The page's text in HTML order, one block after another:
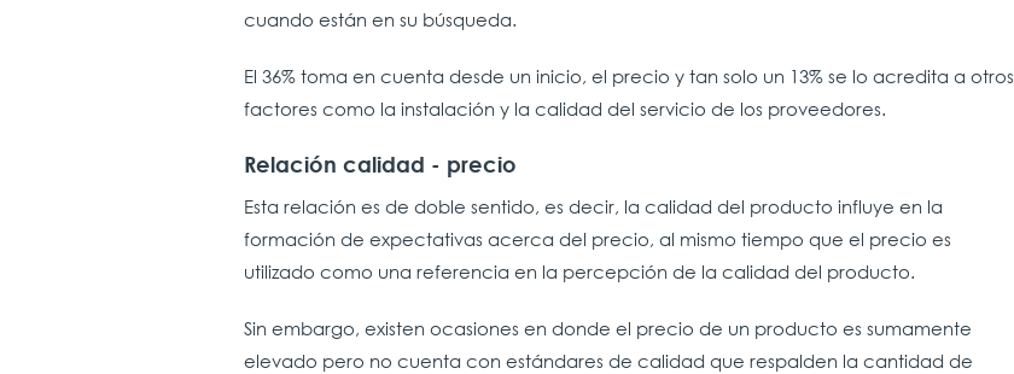
cuando están en su búsqueda.
El 36% toma en cuenta desde un inicio, el precio y tan solo un 13% se lo acredita a otros
factores como la instalación y la calidad del servicio de los proveedores.
Relación calidad - precio
Esta relación es de doble sentido, es decir, la calidad del producto influye en la
formación de expectativas acerca del precio, al mismo tiempo que el precio es
utilizado como una referencia en la percepción de la calidad del producto.
Sin embargo, existen ocasiones en donde el precio de un producto es sumamente
elevado pero no cuenta con estándares de calidad que respalden la cantidad de